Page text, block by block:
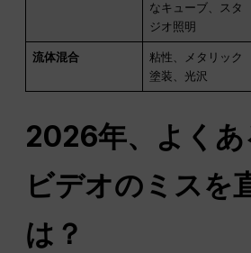
なキューブ、スタ
ジオ照明
流体混合
粘性、メタリック
塗装、光沢
2026年、よく
ビデオのミスを
は？